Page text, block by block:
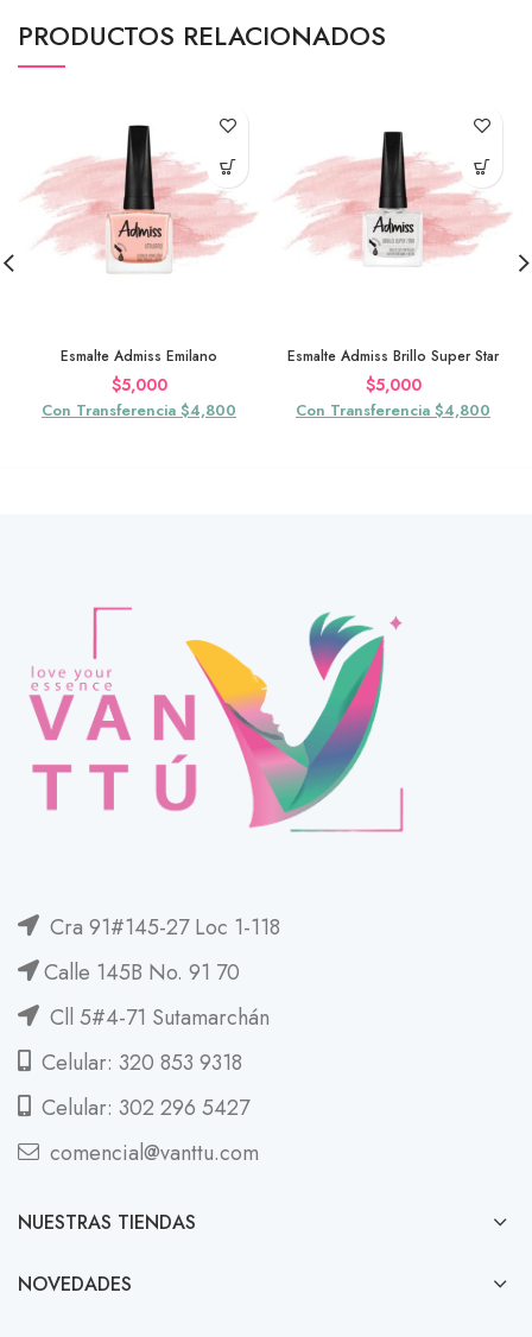
PRODUCTOS RELACIONADOS
Esmalte Admiss Emilano
$5,000
Con Transferencia $4,800
Esmalte Admiss Brillo Super Star
$5,000
Con Transferencia $4,800
Cra 91#145-27 Loc 1-118
Calle 145B No. 91 70
Cll 5#4-71 Sutamarchán
Celular: 320 853 9318
Celular: 302 296 5427
comencial@vanttu.com
NUESTRAS TIENDAS
NOVEDADES